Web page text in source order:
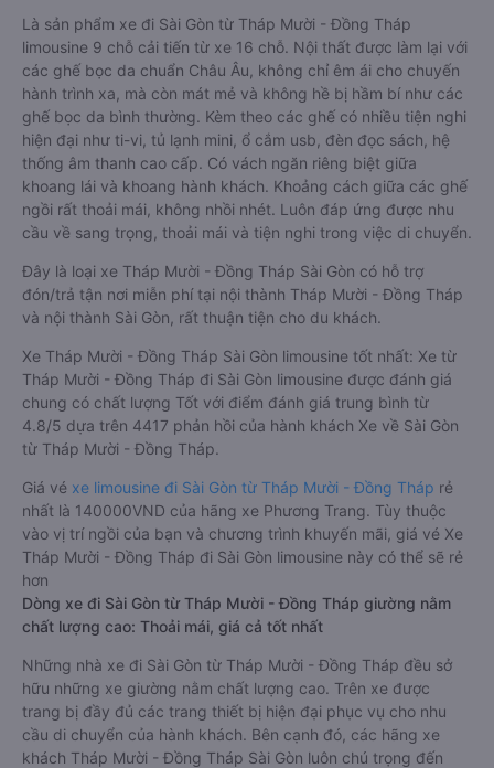
Là sản phẩm xe đi Sài Gòn từ Tháp Mười - Đồng Tháp
limousine 9 chỗ cải tiến từ xe 16 chỗ. Nội thất được làm lại với
các ghế bọc da chuẩn Châu Âu, không chỉ êm ái cho chuyến
hành trình xa, mà còn mát mẻ và không hề bị hầm bí như các
ghế bọc da bình thường. Kèm theo các ghế có nhiều tiện nghi
hiện đại như ti-vi, tủ lạnh mini, ổ cắm usb, đèn đọc sách, hệ
thống âm thanh cao cấp. Có vách ngăn riêng biệt giữa
khoang lái và khoang hành khách. Khoảng cách giữa các ghế
ngồi rất thoải mái, không nhồi nhét. Luôn đáp ứng được nhu
cầu về sang trọng, thoải mái và tiện nghi trong việc di chuyển.
Đây là loại xe Tháp Mười - Đồng Tháp Sài Gòn có hỗ trợ
đón/trả tận nơi miễn phí tại nội thành Tháp Mười - Đồng Tháp
và nội thành Sài Gòn, rất thuận tiện cho du khách.
Xe Tháp Mười - Đồng Tháp Sài Gòn limousine tốt nhất: Xe từ
Tháp Mười - Đồng Tháp đi Sài Gòn limousine được đánh giá
chung có chất lượng Tốt với điểm đánh giá trung bình từ
4.8/5 dựa trên 4417 phản hồi của hành khách Xe về Sài Gòn
từ Tháp Mười - Đồng Tháp.
Giá vé xe limousine đi Sài Gòn từ Tháp Mười - Đồng Tháp rẻ
nhất là 140000VND của hãng xe Phương Trang. Tùy thuộc
vào vị trí ngồi của bạn và chương trình khuyến mãi, giá vé Xe
Tháp Mười - Đồng Tháp đi Sài Gòn limousine này có thể sẽ rẻ
hơn
Dòng xe đi Sài Gòn từ Tháp Mười - Đồng Tháp giường nằm
chất lượng cao: Thoải mái, giá cả tốt nhất
Những nhà xe đi Sài Gòn từ Tháp Mười - Đồng Tháp đều sở
hữu những xe giường nằm chất lượng cao. Trên xe được
trang bị đầy đủ các trang thiết bị hiện đại phục vụ cho nhu
cầu di chuyển của hành khách. Bên cạnh đó, các hãng xe
khách Tháp Mười - Đồng Tháp Sài Gòn luôn chú trọng đến